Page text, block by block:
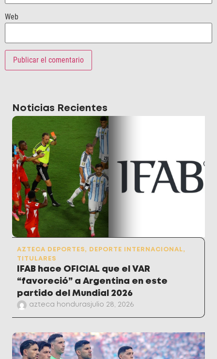
Web
Noticias Recientes
AZTECA DEPORTES, DEPORTE INTERNACIONAL,
TITULARES
IFAB hace OFICIAL que el VAR
“favoreció” a Argentina en este
partido del Mundial 2026
azteca honduras julio 28, 2026